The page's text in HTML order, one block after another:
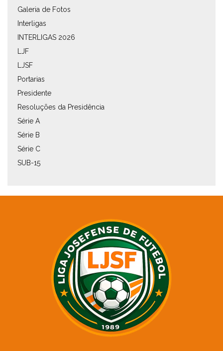
Galeria de Fotos
Interligas
INTERLIGAS 2026
LJF
LJSF
Portarias
Presidente
Resoluções da Presidência
Série A
Série B
Série C
SUB-15